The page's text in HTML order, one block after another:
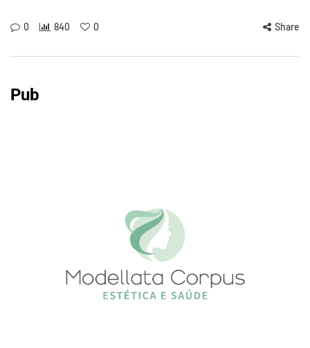
0 840 0 Share
Pub